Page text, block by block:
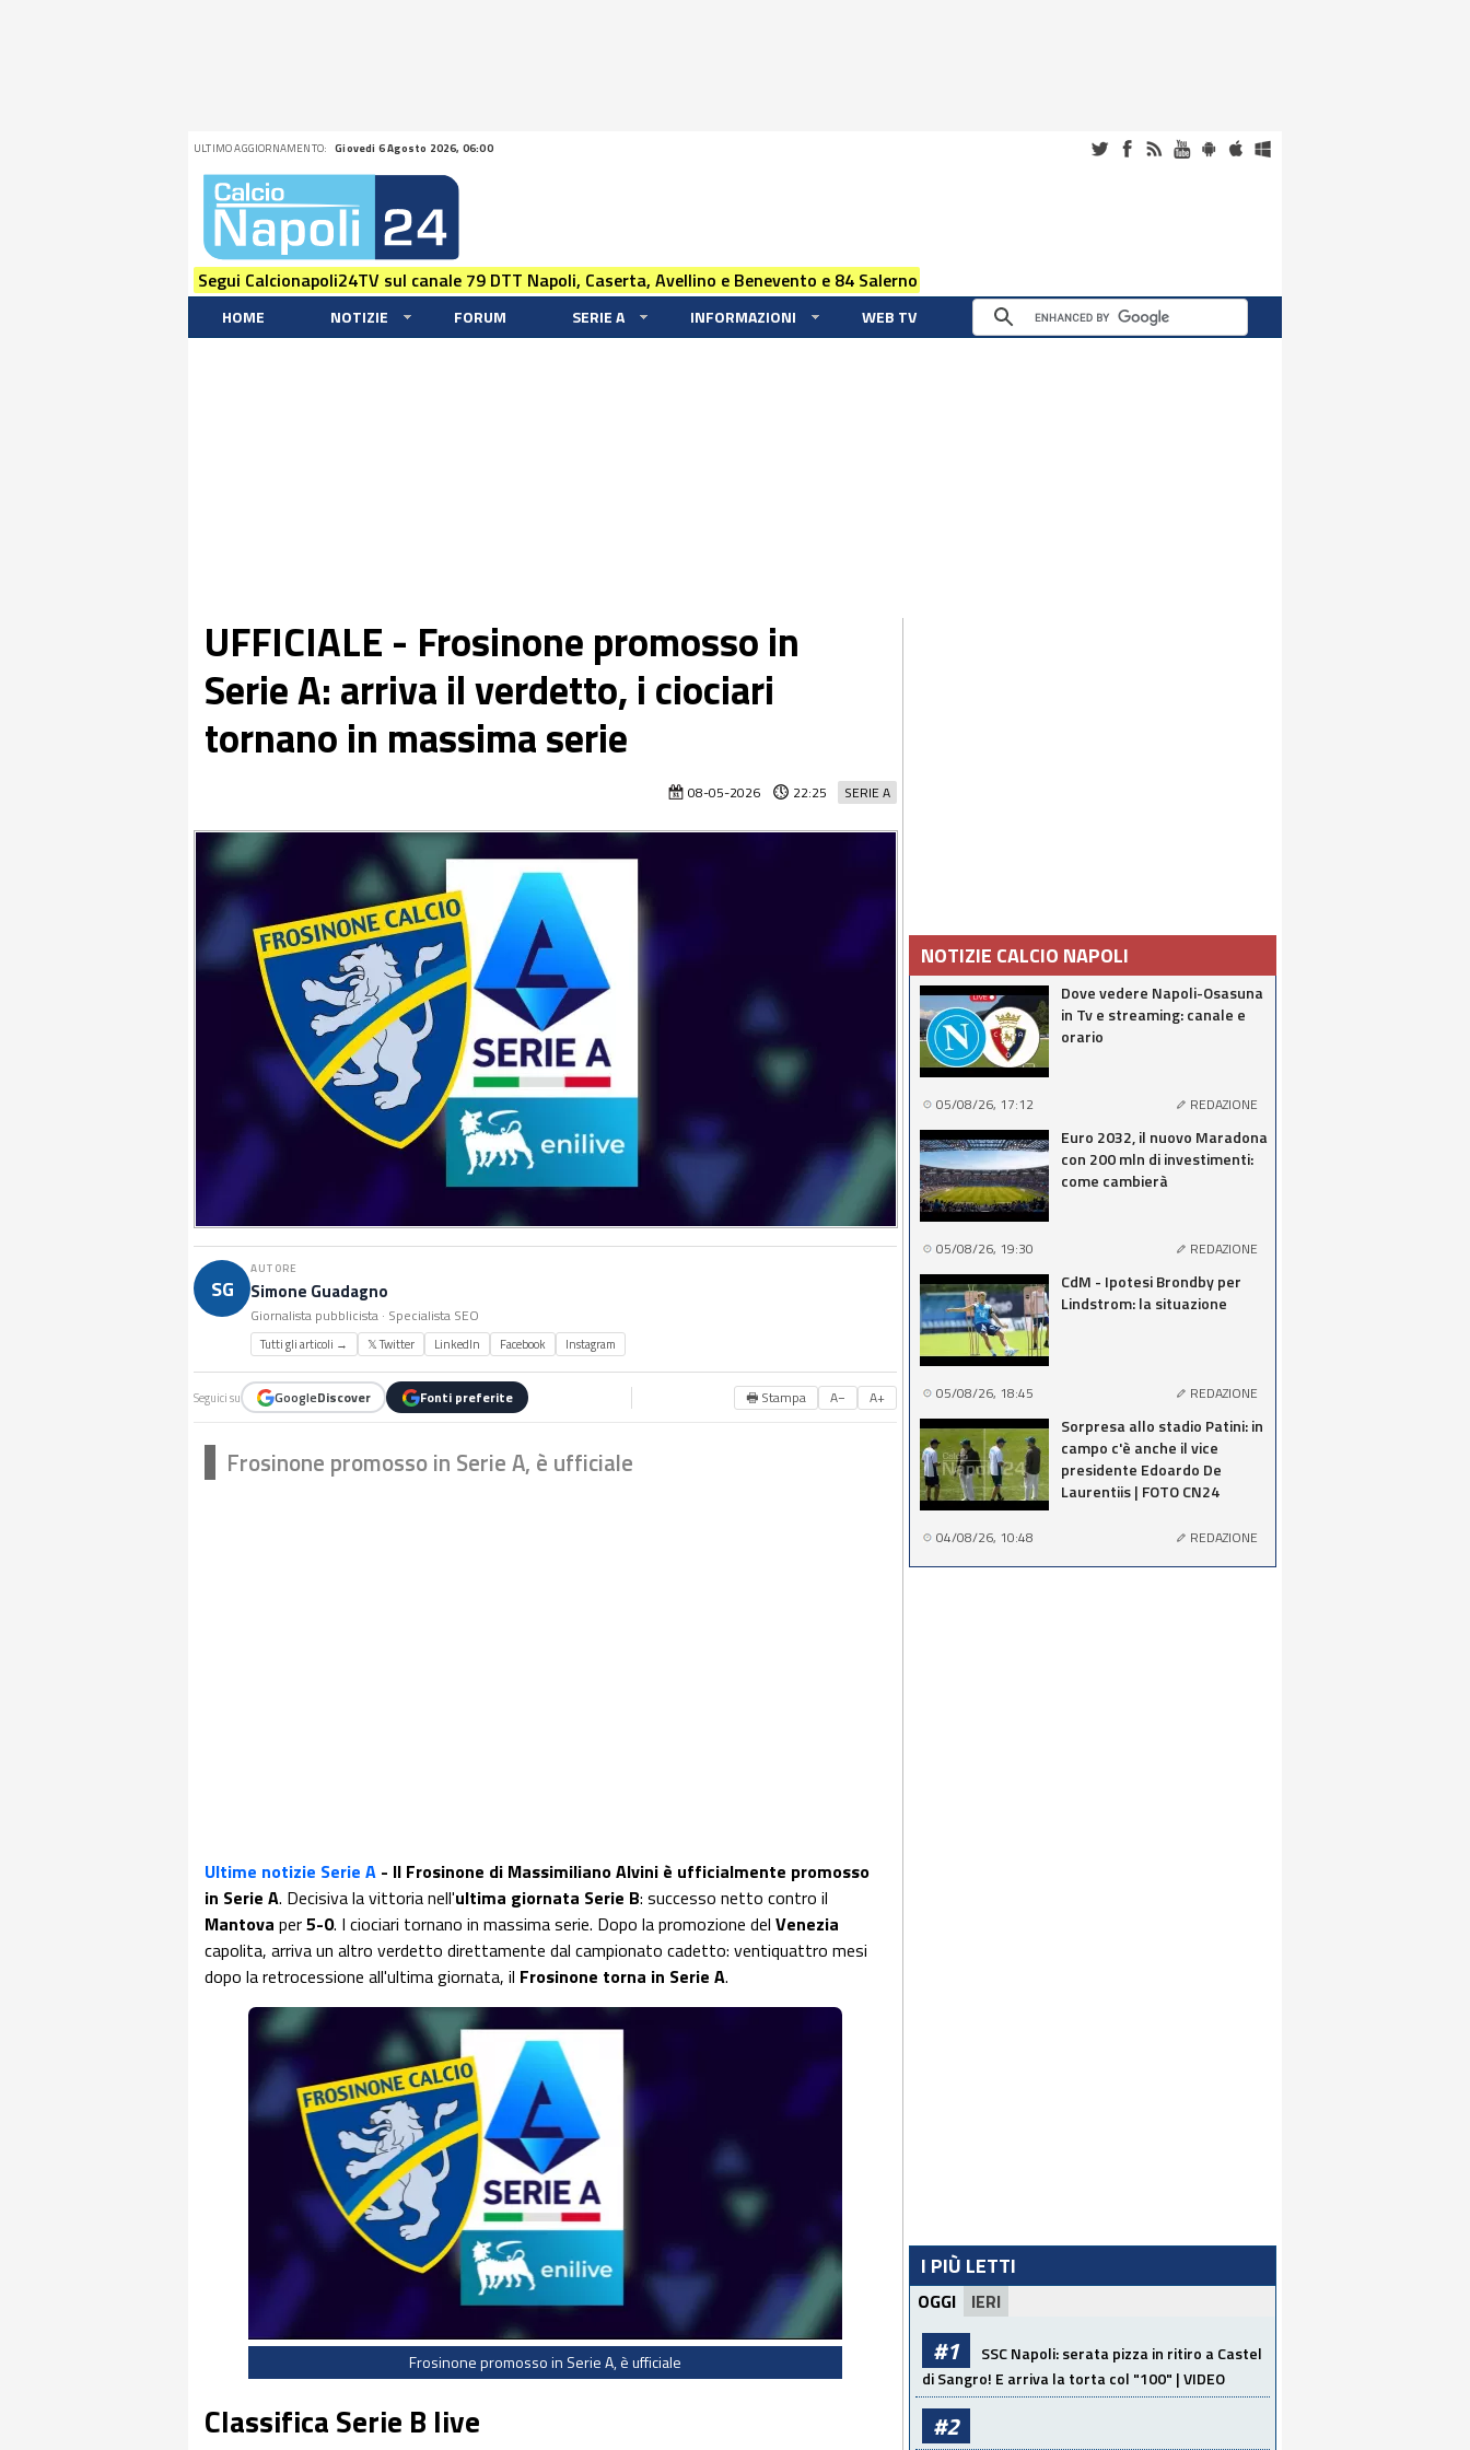
ULTIMO AGGIORNAMENTO: Giovedi 6 Agosto 2026, 06:00
Segui Calcionapoli24TV sul canale 79 DTT Napoli, Caserta, Avellino e Benevento e 84 Salerno
HOME NOTIZIE FORUM SERIE A INFORMAZIONI WEB TV
UFFICIALE - Frosinone promosso in
Serie A: arriva il verdetto, i ciociari
tornano in massima serie
SERIE A
08-05-2026 22:25
SG
AUTORE
Simone Guadagno
Giornalista pubblicista · Specialista SEO
Tutti gli articoli → 𝕏 Twitter LinkedIn Facebook Instagram
Seguici su GoogleDiscover Fonti preferite 🖶 Stampa A− A+
Frosinone promosso in Serie A, è ufficiale
Ultime notizie Serie A - Il Frosinone di Massimiliano Alvini è ufficialmente promosso
in Serie A. Decisiva la vittoria nell'ultima giornata Serie B: successo netto contro il
Mantova per5-0. I ciociari tornano in massima serie. Dopo la promozione del Venezia
capolita, arriva un altro verdetto direttamente dal campionato cadetto: ventiquattro mesi
dopo la retrocessione all'ultima giornata, il Frosinone torna in Serie A.
Frosinone promosso in Serie A, è ufficiale
Classifica Serie B live
NOTIZIE CALCIO NAPOLI
Dove vedere Napoli-Osasuna
in Tv e streaming: canale e
orario
05/08/26, 17:12 REDAZIONE
Euro 2032, il nuovo Maradona
con 200 mln di investimenti:
come cambierà
05/08/26, 19:30 REDAZIONE
CdM - Ipotesi Brondby per
Lindstrom: la situazione
05/08/26, 18:45 REDAZIONE
Sorpresa allo stadio Patini: in
campo c'è anche il vice
presidente Edoardo De
Laurentiis | FOTO CN24
04/08/26, 10:48 REDAZIONE
I PIÙ LETTI
OGGI IERI
#1
SSC Napoli: serata pizza in ritiro a Castel
di Sangro! E arriva la torta col "100" | VIDEO
#2